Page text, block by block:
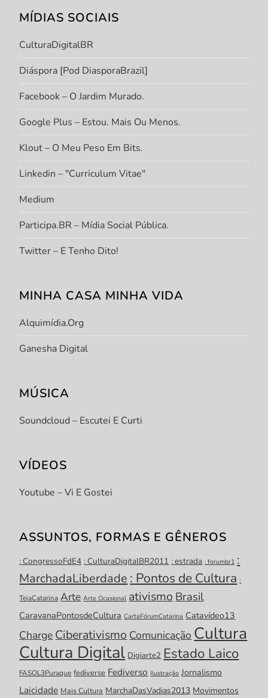
MÍDIAS SOCIAIS
CulturaDigitalBR
Diáspora [Pod DiasporaBrazil]
Facebook – O Jardim Murado.
Google Plus – Estou. Mais Ou Menos.
Klout – O Meu Peso Em Bits.
Linkedin – "Curriculum Vitae"
Medium
Participa.BR – Mídia Social Pública.
Twitter – E Tenho Dito!
MINHA CASA MINHA VIDA
Alquimídia.org
Ganesha Digital
MÚSICA
Soundcloud – Escutei E Curti
VÍDEOS
Youtube – Vi E Gostei
ASSUNTOS, FORMAS E GÊNEROS
: CongressoFdE4 : CulturaDigitalBR2011 : estrada : forumbr1 :
MarchadaLiberdade : Pontos de Cultura :
TeiaCatarina Arte Arte Ocasional ativismoBrasil
CaravanaPontosdeCultura CartaFórumCatarina Catavídeo13
ChargeCiberativismoComunicação Cultura
Cultura Digital Digiarte2 Estado Laico
FASOL3Puraque fediverse Fediverso Ilustração Jornalismo
Laicidade Mais Cultura MarchaDasVadias2013 Movimentos